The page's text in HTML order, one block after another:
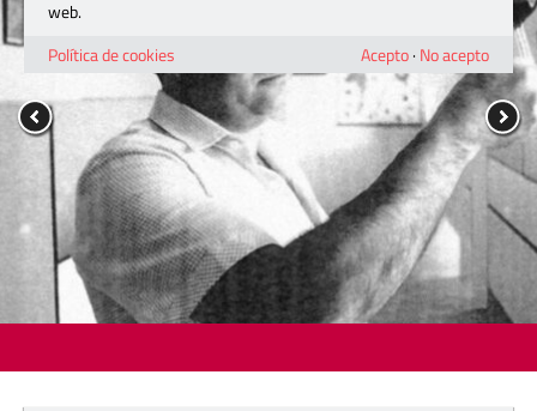
web.
Política de cookies
Acepto· No acepto